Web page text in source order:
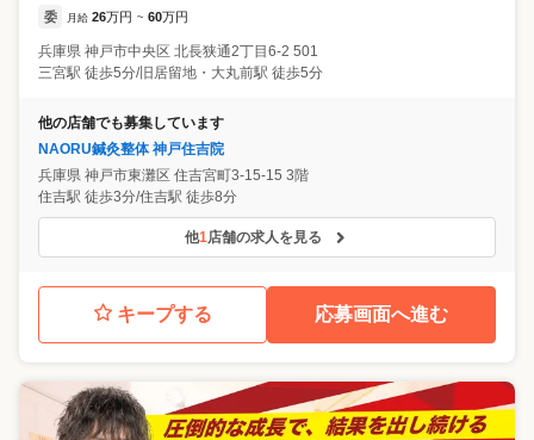
委 月給 26万円 ~ 60万円
兵庫県 神戸市中央区 北長狭通2丁目6-2 501
三宮駅 徒歩5分/旧居留地・大丸前駅 徒歩5分
他の店舗でも募集しています
NAORU鍼灸整体 神戸住吉院
兵庫県 神戸市東灘区 住吉宮町3-15-15 3階
住吉駅 徒歩3分/住吉駅 徒歩8分
他1店舗の求人を見る
キープする 応募画面へ進む